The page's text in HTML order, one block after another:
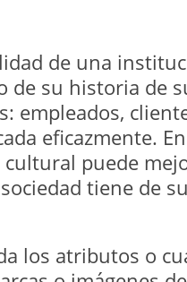
de una
de su historia de
empleados,
eficazmente.
puede
tiene de
los atributos o